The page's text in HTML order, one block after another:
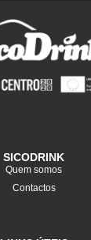
SICODRINK
Quem somos
Contactos